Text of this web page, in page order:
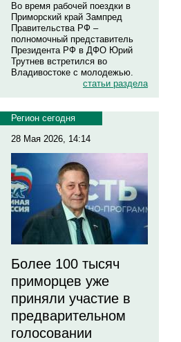
Во время рабочей поездки в
Приморский край Зампред
Правительства РФ –
полномочный представитель
Президента РФ в ДФО Юрий
Трутнев встретился во
Владивостоке с молодежью.
статьи раздела
Регион сегодня
28 Мая 2026, 14:14
Более 100 тысяч
приморцев уже
приняли участие в
предварительном
голосовании